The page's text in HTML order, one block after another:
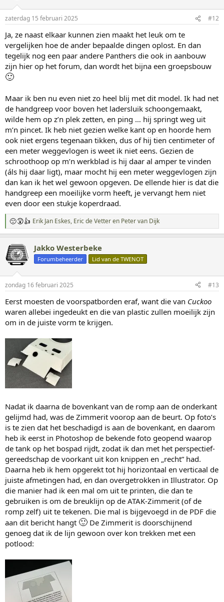
n
e
n
:
zaterdag 15 februari 2025 #12
Ja, ze naast elkaar kunnen zien maakt het leuk om te
vergelijken hoe de ander bepaalde dingen oplost. En dan
tegelijk nog een paar andere Panthers die ook in aanbouw
zijn hier op het forum, dan wordt het bijna een groepsbouw
🙂
Maar ik ben nu even niet zo heel blij met dit model. Ik had net
de handgreep voor boven het ladersluik schoongemaakt,
wilde hem op z’n plek zetten, en ping … hij springt weg uit
m’n pincet. Ik heb niet gezien welke kant op en hoorde hem
ook niet ergens tegenaan tikken, dus of hij tien centimeter of
een meter weggevlogen is weet ik niet eens. Gezien de
schroothoop op m’n werkblad is hij daar al amper te vinden
(áls hij daar ligt), maar mocht hij een meter weggevlogen zijn
dan kan ik het wel gewoon opgeven. De ellende hier is dat die
handgreep een moeilijke vorm heeft, je vervangt hem niet
even door een stukje koperdraad.
W
a
r
d
e
n
e
n
:
Erik Jan Eskes, Eric de Vetteren Peter van Dijk
Jakko Westerbeke
Forumbeheerder Lid van de TWENOT
zondag 16 februari 2025 #13
Eerst moesten de voorspatborden eraf, want die van Cuckoo
waren allebei ingedeukt en die van plastic zullen moeilijk zijn
om in de juiste vorm te krijgen.
Nadat ik daarna de bovenkant van de romp aan de onderkant
gelijmd had, was de Zimmerit voorop aan de beurt. Op foto’s
is te zien dat het beschadigd is aan de bovenkant, en daarom
heb ik eerst in Photoshop de bekende foto geopend waarop
de tank op het bospad rijdt, zodat ik dan met het perspectief-
gereedschap de voorkant uit kon knippen en „recht” had.
Daarna heb ik hem opgerekt tot hij horizontaal en verticaal de
juiste afmetingen had, en dan overgetrokken in Illustrator. Op
die manier had ik een mal om uit te printen, die dan te
gebruiken is om de breuklijn op de ATAK-Zimmerit (of de
romp zelf) uit te tekenen. Die mal is bijgevoegd in de PDF die
aan dit bericht hangt 🙂 De Zimmerit is doorschijnend
genoeg dat ik de lijn gewoon over kon trekken met een
potlood: